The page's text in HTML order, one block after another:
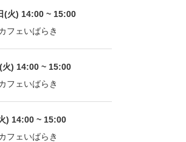
(火) 14:00 ~ 15:00
フェいばらき
火) 14:00 ~ 15:00
フェいばらき
) 14:00 ~ 15:00
フェいばらき